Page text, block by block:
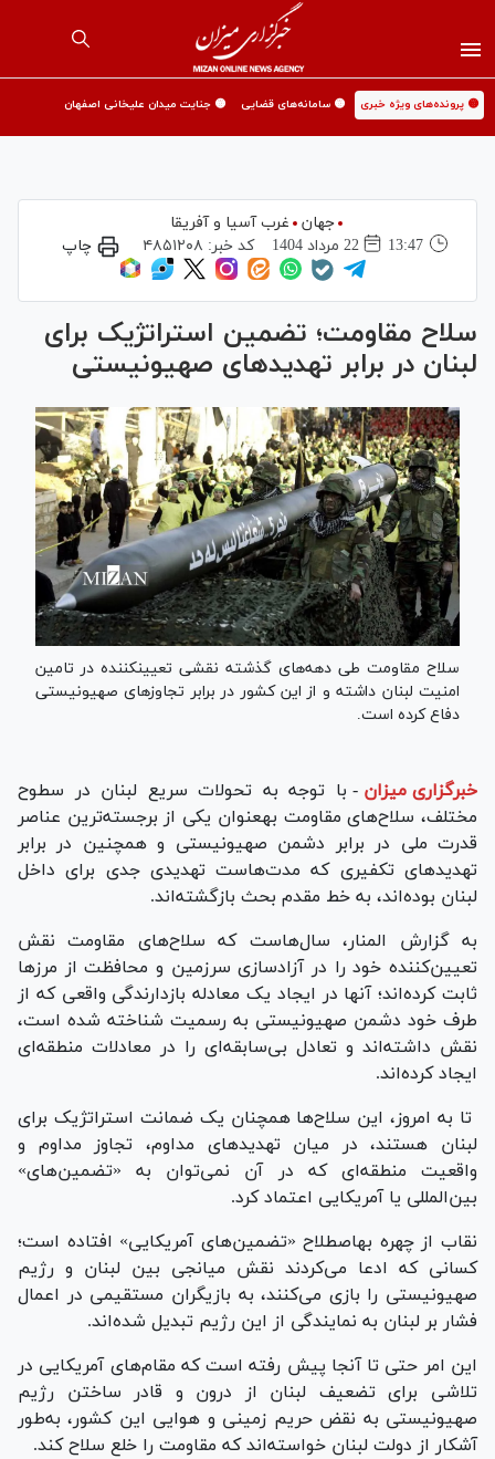
🟡 پرونده‌های ویژه خبری 🟡 سامانه‌های قضایی 🟡 جنایت میدان علیخانی اصفهان
جهان
غرب آسیا و آفریقا
13:47
22 مرداد 1404 کد خبر: ۴۸۵۱۲۰۸ چاپ
سلاح مقاومت؛ تضمین استراتژیک برای
لبنان در برابر تهدید‌های صهیونیستی
سلاح مقاومت طی دهه‌های گذشته نقشی تعیین‎کننده در تامین
امنیت لبنان داشته و از این کشور در برابر تجاوز‌های صهیونیستی
دفاع کرده است.
خبرگزاری میزان - با توجه به تحولات سریع لبنان در سطوح
مختلف، سلاح‌های مقاومت به‎عنوان یکی از برجسته‌ترین عناصر
قدرت ملی در برابر دشمن صهیونیستی و همچنین در برابر
تهدید‌های تکفیری که مدت‌هاست تهدیدی جدی برای داخل
لبنان بوده‌اند، به خط مقدم بحث بازگشته‌اند.
به گزارش المنار، سال‌هاست که سلاح‌های مقاومت نقش
تعیین‌کننده خود را در آزادسازی سرزمین و محافظت از مرز‌ها
ثابت کرده‌اند؛ آنها در ایجاد یک معادله بازدارندگی واقعی که از
طرف خود دشمن صهیونیستی به رسمیت شناخته شده است،
نقش داشته‌اند و تعادل بی‌سابقه‌ای را در معادلات منطقه‌ای
ایجاد کرده‌اند.
تا به امروز، این سلاح‌ها همچنان یک ضمانت استراتژیک برای
لبنان هستند، در میان تهدید‌های مداوم، تجاوز مداوم و
واقعیت منطقه‌ای که در آن نمی‌توان به «تضمین‌های»
بین‌المللی یا آمریکایی اعتماد کرد.
نقاب از چهره به‎اصطلاح «تضمین‌های آمریکایی» افتاده است؛
کسانی که ادعا می‌کردند نقش میانجی بین لبنان و رژیم
صهیونیستی را بازی می‌کنند، به بازیگران مستقیمی در اعمال
فشار بر لبنان به نمایندگی از این رژیم تبدیل شده‌اند.
این امر حتی تا آنجا پیش رفته است که مقام‌های آمریکایی در
تلاشی برای تضعیف لبنان از درون و قادر ساختن رژیم
صهیونیستی به نقض حریم زمینی و هوایی این کشور، به‌طور
آشکار از دولت لبنان خواسته‌اند که مقاومت را خلع سلاح کند.